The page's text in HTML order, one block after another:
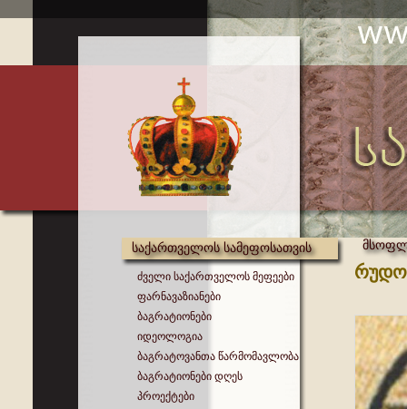
საქართველოს სამეფოსათვის
ძველი საქართველოს მეფეები
ფარნავაზიანები
ბაგრატიონები
იდეოლოგია
ბაგრატოვანთა წარმომავლობა
ბაგრატიონები დღეს
პროექტები